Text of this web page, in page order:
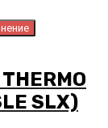
SLX)